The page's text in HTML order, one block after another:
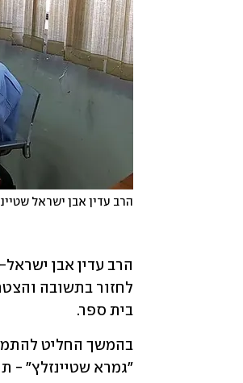
הרב עדין אבן ישראל
בית ספר.
בהמשך החליט
"גמרא שטיינזלץ"